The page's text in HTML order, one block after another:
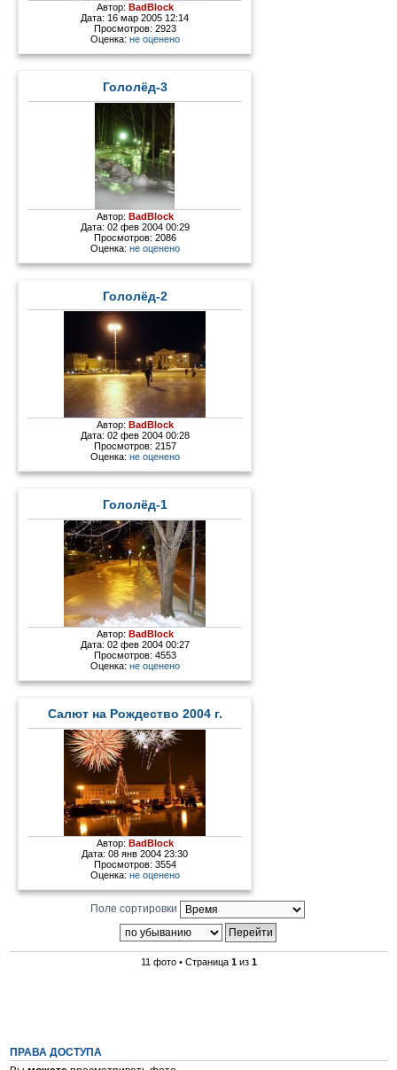
Автор: BadBlock
Дата: 16 мар 2005 12:14
Просмотров: 2923
Оценка: не оценено
Гололёд-3
Автор: BadBlock
Дата: 02 фев 2004 00:29
Просмотров: 2086
Оценка: не оценено
Гололёд-2
Автор: BadBlock
Дата: 02 фев 2004 00:28
Просмотров: 2157
Оценка: не оценено
Гололёд-1
Автор: BadBlock
Дата: 02 фев 2004 00:27
Просмотров: 4553
Оценка: не оценено
Салют на Рождество 2004 г.
Автор: BadBlock
Дата: 08 янв 2004 23:30
Просмотров: 3554
Оценка: не оценено
Поле сортировки
11 фото • Страница 1из 1
ПРАВА ДОСТУПА